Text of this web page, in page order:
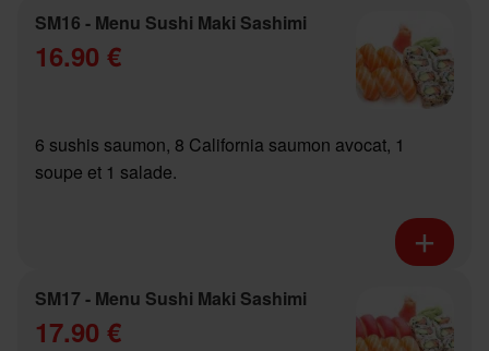
SM16 - Menu Sushi Maki Sashimi
16.90 €
6 sushis saumon, 8 California saumon avocat, 1
soupe et 1 salade.
SM17 - Menu Sushi Maki Sashimi
17.90 €